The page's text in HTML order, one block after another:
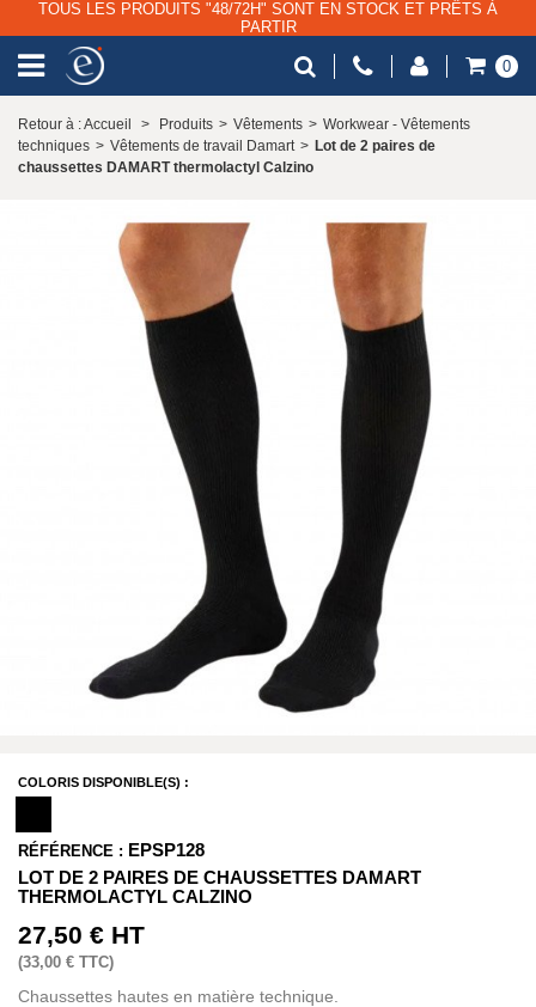
TOUS LES PRODUITS "48/72H" SONT EN STOCK ET PRÊTS À
PARTIR
0
Retour à : Accueil > Produits > Vêtements > Workwear - Vêtements
techniques > Vêtements de travail Damart > Lot de 2 paires de
chaussettes DAMART thermolactyl Calzino
COLORIS DISPONIBLE(S) :
RÉFÉRENCE : EPSP128
LOT DE 2 PAIRES DE CHAUSSETTES DAMART
THERMOLACTYL CALZINO
27,50 € HT
(33,00 € TTC)
Chaussettes hautes en matière technique.